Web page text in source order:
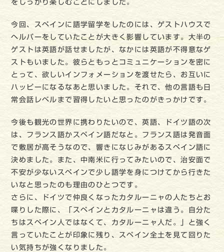
をしっかり楽しむことにしました。
今回、スペインに語学留学をしたのには、ゲストハウスで
ヘルパーをしていたことが大きく影響しています。大半の
ゲストは英語が話せましたが、なかには英語が不得意なゲ
ストもいました。彼らともっとコミュニケーションを密に
とって、欲しいインフォメーションを渡せたら、お互いに
ハッピーになるなあと思いました。それで、他の言語も日
常会話レベルまで習得したいと思ったのがきっかけです。
今後も観光の世界に携わりたいので、英語、ドイツ語の次
は、フランス語かスペイン語だなと。フランス語は発音面
で敷居が高そうなので、響きになじみがあるスペイン語に
決めました。また、中南米に行ってみたいので、治安面で
不安が少ないスペインで少し語学を身につけてから行きた
いなと思ったのも理由のひとつです。
さらに、ドイツで仲良くなったカタルーニャの人たちとお
喋りした際に、「スペインとカタルーニャは違う。自分た
ちはスペイン人ではなくて、カタルーニャ人だ。」と強く
言っていたことが印象に残り、スペイン全土を見て回りた
い気持ちが強くなりました。